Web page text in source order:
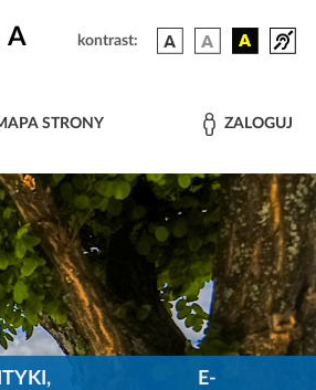
A kontrast:
STRONY ZALOGUJ
E-